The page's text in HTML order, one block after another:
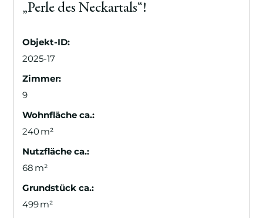
„Perle des Neckartals“!
Objekt-ID:
2025-17
Zimmer:
9
Wohnfläche ca.:
240 m²
Nutzfläche ca.:
68 m²
Grund­stück ca.:
499 m²